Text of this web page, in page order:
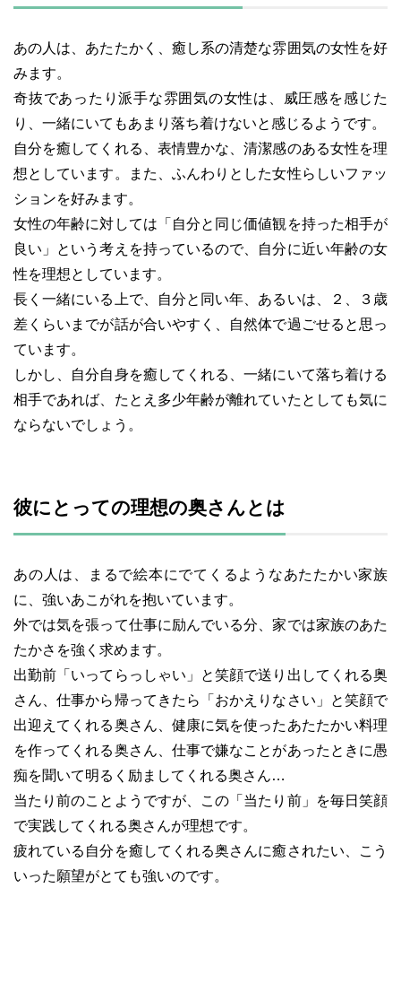
あの人は、あたたかく、癒し系の清楚な雰囲気の女性を好
みます。
奇抜であったり派手な雰囲気の女性は、威圧感を感じた
り、一緒にいてもあまり落ち着けないと感じるようです。
自分を癒してくれる、表情豊かな、清潔感のある女性を理
想としています。また、ふんわりとした女性らしいファッ
ションを好みます。
女性の年齢に対しては「自分と同じ価値観を持った相手が
良い」という考えを持っているので、自分に近い年齢の女
性を理想としています。
長く一緒にいる上で、自分と同い年、あるいは、２、３歳
差くらいまでが話が合いやすく、自然体で過ごせると思っ
ています。
しかし、自分自身を癒してくれる、一緒にいて落ち着ける
相手であれば、たとえ多少年齢が離れていたとしても気に
ならないでしょう。
彼にとっての理想の奥さんとは
あの人は、まるで絵本にでてくるようなあたたかい家族
に、強いあこがれを抱いています。
外では気を張って仕事に励んでいる分、家では家族のあた
たかさを強く求めます。
出勤前「いってらっしゃい」と笑顔で送り出してくれる奥
さん、仕事から帰ってきたら「おかえりなさい」と笑顔で
出迎えてくれる奥さん、健康に気を使ったあたたかい料理
を作ってくれる奥さん、仕事で嫌なことがあったときに愚
痴を聞いて明るく励ましてくれる奥さん…
当たり前のことようですが、この「当たり前」を毎日笑顔
で実践してくれる奥さんが理想です。
疲れている自分を癒してくれる奥さんに癒されたい、こう
いった願望がとても強いのです。